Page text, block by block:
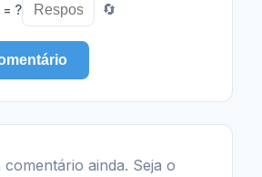
? 🔄
ainda. Seja o